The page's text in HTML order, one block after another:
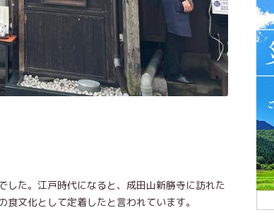
した。江戸時代になると、成田山新勝寺に訪れた
文化として定着したと言われています。